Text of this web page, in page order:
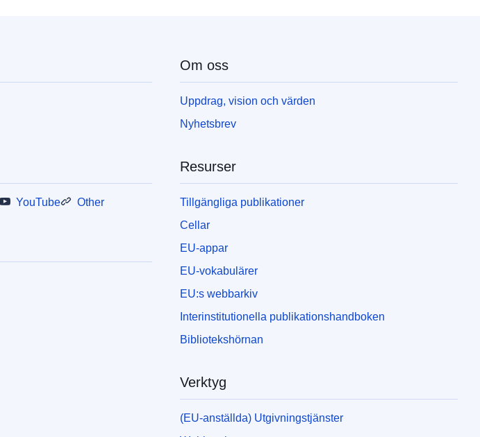
YouTube Other
Om oss
Uppdrag, vision och värden
Nyhetsbrev
Resurser
Tillgängliga publikationer
Cellar
EU-appar
EU-vokabulärer
EU:s webbarkiv
Interinstitutionella publikationshandboken
Bibliotekshörnan
Verktyg
(EU-anställda) Utgivningstjänster